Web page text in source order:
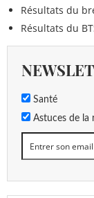
Résultats du
Résultats du
Santé
Astuces de la